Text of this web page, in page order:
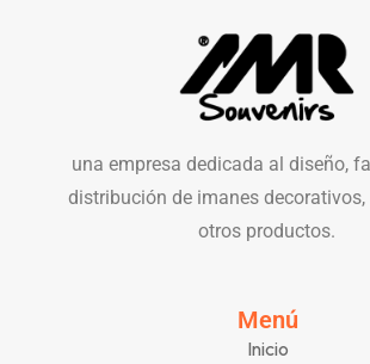
una empresa dedicada al diseño,
distribución de imanes
otros productos.
Menú
Inicio